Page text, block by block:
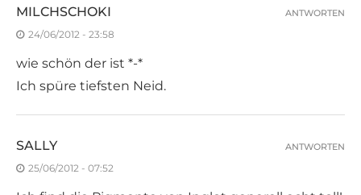
MILCHSCHOKI
24/06/2012 - 23:58
wie schön der ist *-*
Ich spüre tiefsten Neid.
ANTWORTEN
SALLY
25/06/2012 - 07:52
ANTWORTEN